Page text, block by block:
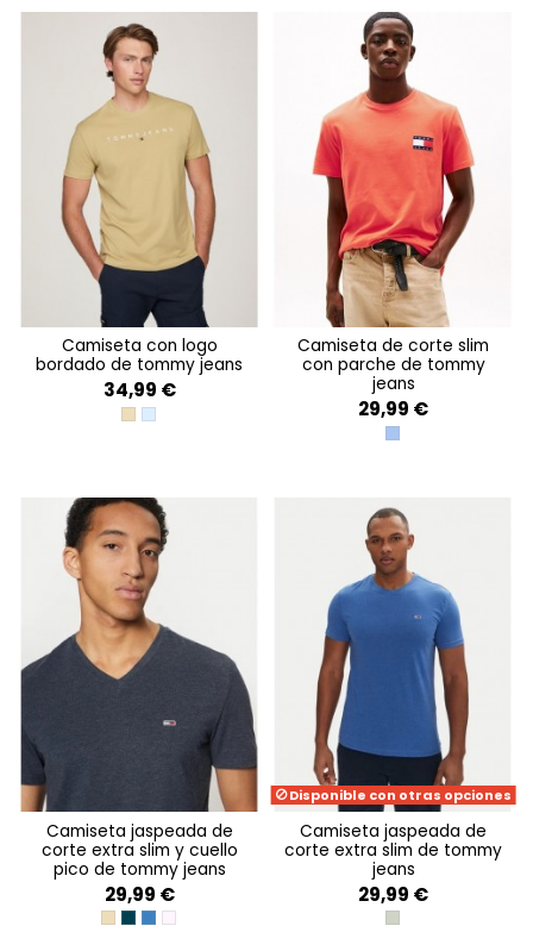
camiseta con logo
bordado de tommy jeans
34,99 €
RELIC TAN
COLORADO BLUE
camiseta de corte slim
con parche de tommy
jeans
29,99 €
SOFT SAPPHIRE
camiseta jaspeada de
corte extra slim y cuello
pico de tommy jeans
29,99 €
Disponible con otras opciones
camiseta jaspeada de
corte extra slim de tommy
jeans
29,99 €